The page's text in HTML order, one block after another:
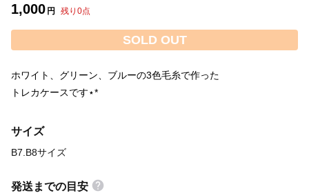
1,000 円 残り 0点
SOLD OUT
ホワイト、グリーン、ブルーの3色毛糸で作った
トレカケースです⋆*
サイズ
B7.B8サイズ
発送までの目安